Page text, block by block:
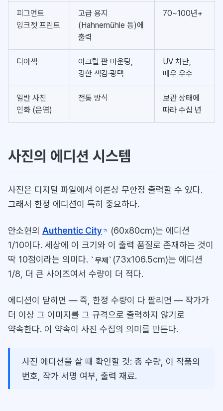
피그먼트
잉크젯 프린트
고급 용지
(Hahnemühle 등)에
출력
70~100년+
디아섹
아크릴 판 마운팅,
강한 색감·광택
UV 차단,
매우 우수
일반 사진
인화 (은염)
전통 방식
보관 상태에
따라 수십 년
사진의 에디션 시스템
사진은 디지털 파일에서 이론상 무한정 출력할 수 있다.
그래서 한정 에디션이 특히 중요하다.
안소현의 Authentic City
(60x80cm)는 에디션
1/10이다. 세상에 이 크기와 이 출력 품질로 존재하는 것이
딱 10점이라는 의미다.
무제
(73x106.5cm)는 에디션
1/8, 더 큰 사이즈여서 수량이 더 적다.
에디션이 닫히면 — 즉, 한정 수량이 다 팔리면 — 작가가
더 이상 그 이미지를 그 규격으로 출력하지 않기로
약속한다. 이 약속이 사진 수집의 의미를 만든다.
사진 에디션을 살 때 확인할 것: 총 수량, 이 작품의
번호, 작가 서명 여부, 출력 재료.